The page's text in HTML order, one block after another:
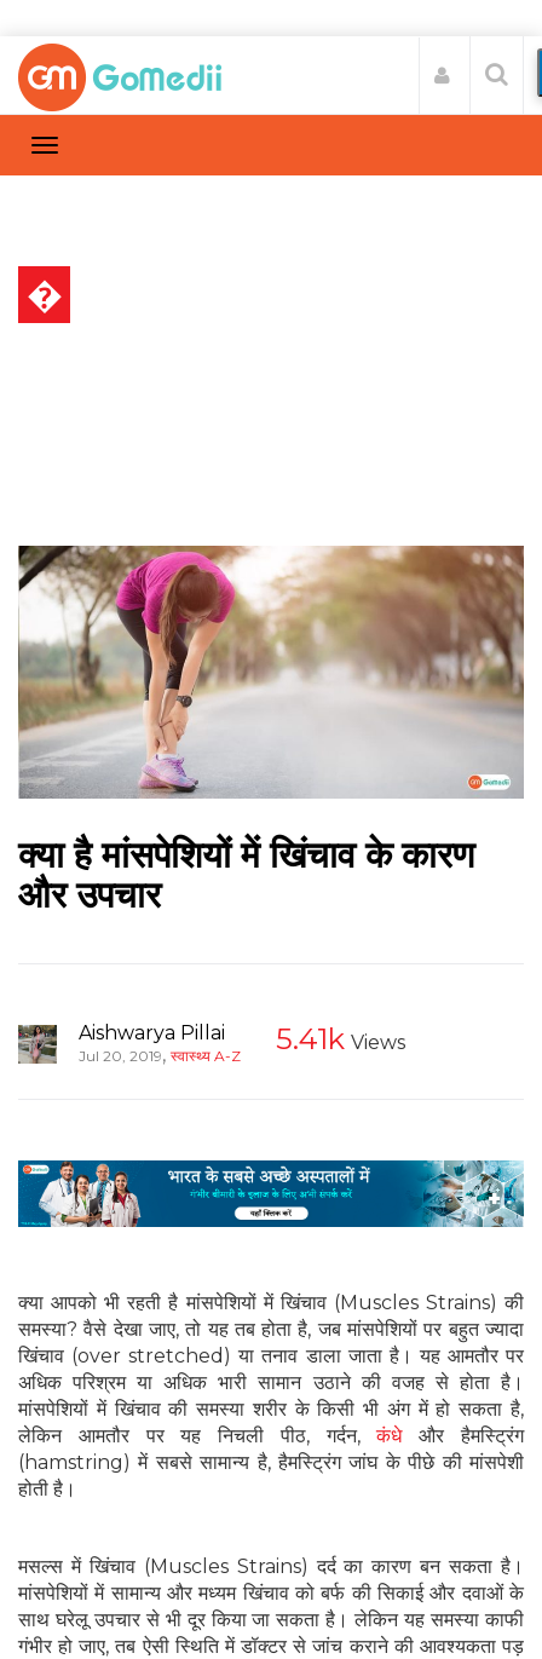
�
क्या है मांसपेशियों में खिंचाव के कारण
और उपचार
Aishwarya Pillai
Jul 20, 2019, स्वास्थ्य A-Z 5.41k Views
क्या आपको भी रहती है मांसपेशियों में खिंचाव (Muscles Strains) की
समस्या? वैसे देखा जाए, तो यह तब होता है, जब मांसपेशियों पर बहुत ज्यादा
खिंचाव (over stretched) या तनाव डाला जाता है। यह आमतौर पर
अधिक परिश्रम या अधिक भारी सामान उठाने की वजह से होता है।
मांसपेशियों में खिंचाव की समस्या शरीर के किसी भी अंग में हो सकता है,
लेकिन आमतौर पर यह निचली पीठ, गर्दन,कंधेऔर हैमस्ट्रिंग
(hamstring) में सबसे सामान्य है, हैमस्ट्रिंग जांघ के पीछे की मांसपेशी
होती है।
मसल्स में खिंचाव (Muscles Strains) दर्द का कारण बन सकता है।
मांसपेशियों में सामान्य और मध्यम खिंचाव को बर्फ की सिकाई और दवाओं के
साथ घरेलू उपचार से भी दूर किया जा सकता है। लेकिन यह समस्या काफी
गंभीर हो जाए, तब ऐसी स्थिति में डॉक्टर से जांच कराने की आवश्यकता पड़